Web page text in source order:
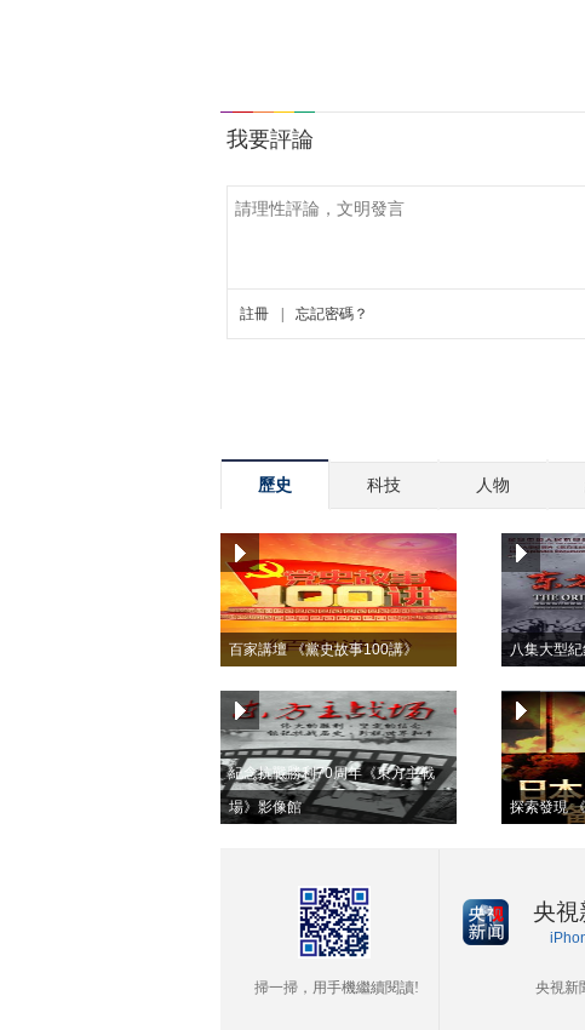
歷史 科技 人物
百家講壇 《黨史故事100講》 八集大型
紀念抗戰勝利70周年《東方主戰
場》影像館
探索發現
掃一掃，用手機繼續閱讀!
央視
央視新